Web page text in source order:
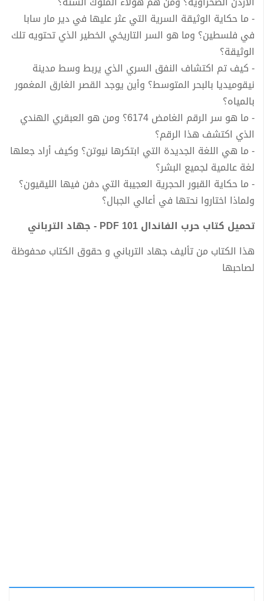
- ما حكاية الوثيقة السرية التي عثر عليها في دير مار سابا
في فلسطين؟ وما هو السر التاريخي الخطير الذي تحتويه تلك
الوثيقة؟
- كيف تم اكتشاف النفق السري الذي يربط وسط مدينة
نيقوميديا بالبحر المتوسط؟ وأين يوجد القصر الغارق المغمور
بالمياه؟
- ما هو سر الرقم الغامض 6174؟ ومن هو العبقري الهندي
الذي اكتشف هذا الرقم؟
- ما هي اللغة الجديدة التي ابتكرها نيوتن؟ وكيف أراد جعلها
لغة عالمية لجميع البشر؟
- ما حكاية القبور الحجرية العجيبة التي دفن فيها الليقيون؟
ولماذا اختاروا نحتها في أعالي الجبال؟
تحميل كتاب حرب الفاندال 101 PDF - جهاد الترباني
هذا الكتاب من تأليف جهاد الترباني و حقوق الكتاب محفوظة
لصاحبها